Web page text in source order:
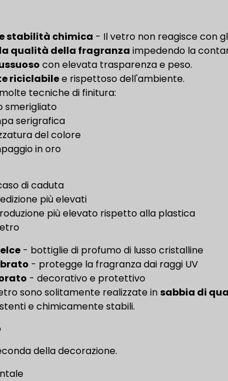
stabilità chimica - Il vetro non reagisce con
qualità della fragranza impedendo la
con elevata trasparenza e peso.
riciclabilee rispettoso dell'ambiente.
tecniche di finitura:
smerigliato
serigrafica
del colore
in oro
di caduta
più elevati
più elevato rispetto alla plastica
- bottiglie di profumo di lusso cristalline
- protegge la fragranza dai raggi UV
- decorativo e protettivo
sono solitamente realizzate in sabbia di
e chimicamente stabili.
della decorazione.